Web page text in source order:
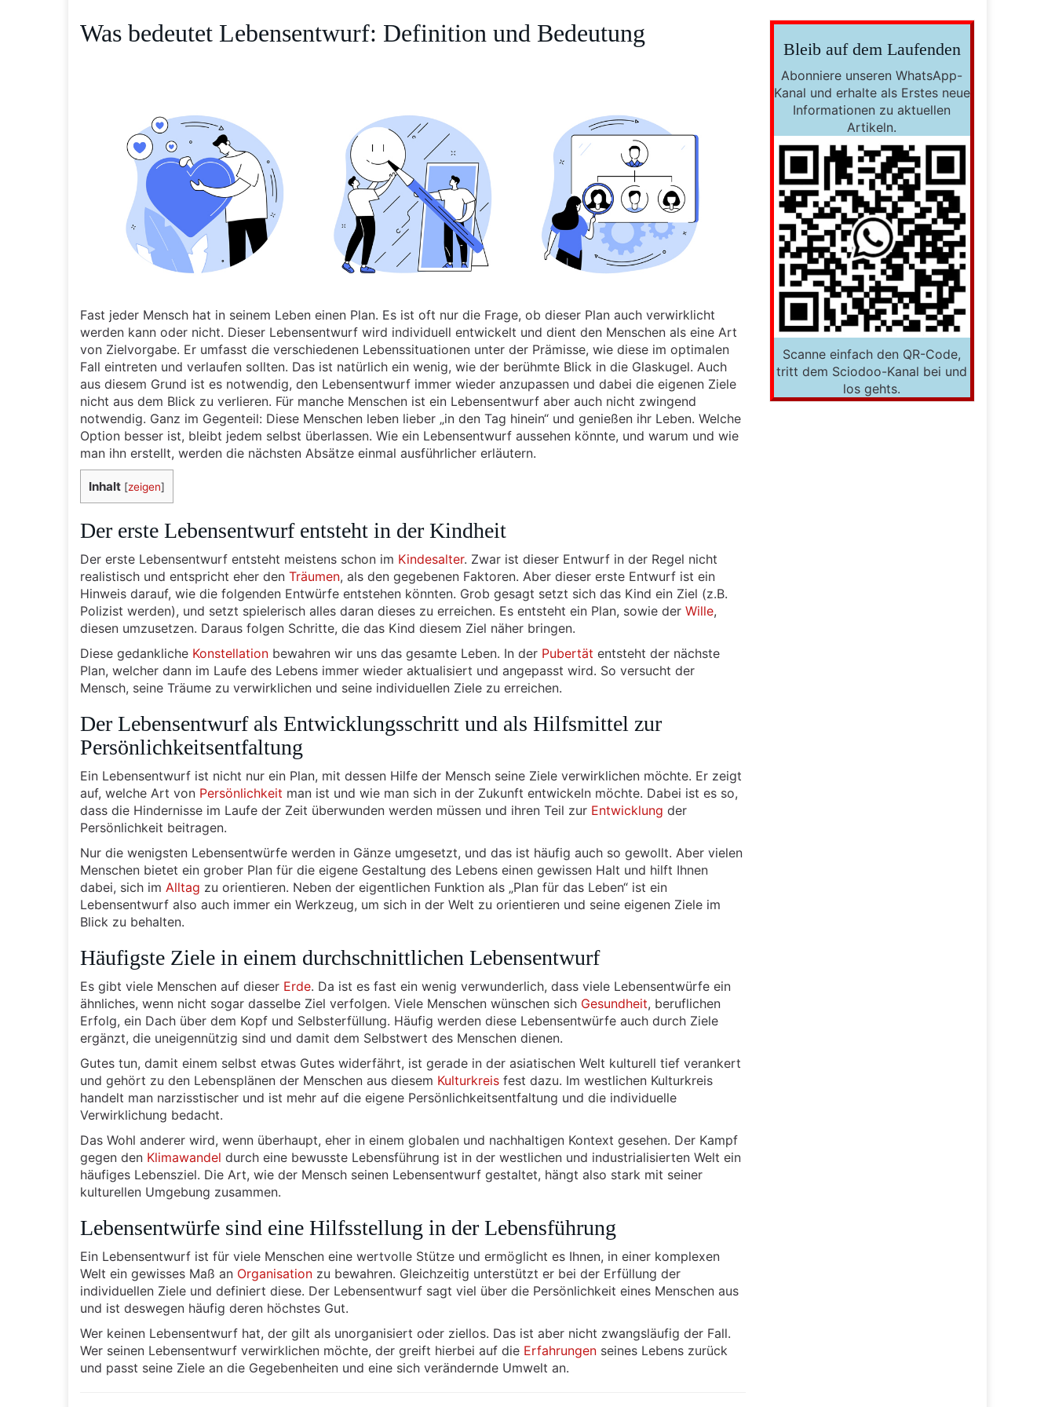
Was bedeutet Lebensentwurf: Definition und Bedeutung
Fast jeder Mensch hat in seinem Leben einen Plan. Es ist oft nur die Frage, ob dieser Plan auch verwirklicht
werden kann oder nicht. Dieser Lebensentwurf wird individuell entwickelt und dient den Menschen als eine Art
von Zielvorgabe. Er umfasst die verschiedenen Lebenssituationen unter der Prämisse, wie diese im optimalen
Fall eintreten und verlaufen sollten. Das ist natürlich ein wenig, wie der berühmte Blick in die Glaskugel. Auch
aus diesem Grund ist es notwendig, den Lebensentwurf immer wieder anzupassen und dabei die eigenen Ziele
nicht aus dem Blick zu verlieren. Für manche Menschen ist ein Lebensentwurf aber auch nicht zwingend
notwendig. Ganz im Gegenteil: Diese Menschen leben lieber „in den Tag hinein“ und genießen ihr Leben. Welche
Option besser ist, bleibt jedem selbst überlassen. Wie ein Lebensentwurf aussehen könnte, und warum und wie
man ihn erstellt, werden die nächsten Absätze einmal ausführlicher erläutern.
Inhalt [zeigen]
Der erste Lebensentwurf entsteht in der Kindheit
Der erste Lebensentwurf entsteht meistens schon im Kindesalter. Zwar ist dieser Entwurf in der Regel nicht
realistisch und entspricht eher den Träumen, als den gegebenen Faktoren. Aber dieser erste Entwurf ist ein
Hinweis darauf, wie die folgenden Entwürfe entstehen könnten. Grob gesagt setzt sich das Kind ein Ziel (z.B.
Polizist werden), und setzt spielerisch alles daran dieses zu erreichen. Es entsteht ein Plan, sowie der Wille,
diesen umzusetzen. Daraus folgen Schritte, die das Kind diesem Ziel näher bringen.
Diese gedankliche Konstellation bewahren wir uns das gesamte Leben. In der Pubertät entsteht der nächste
Plan, welcher dann im Laufe des Lebens immer wieder aktualisiert und angepasst wird. So versucht der
Mensch, seine Träume zu verwirklichen und seine individuellen Ziele zu erreichen.
Der Lebensentwurf als Entwicklungsschritt und als Hilfsmittel zur
Persönlichkeitsentfaltung
Ein Lebensentwurf ist nicht nur ein Plan, mit dessen Hilfe der Mensch seine Ziele verwirklichen möchte. Er zeigt
auf, welche Art von Persönlichkeit man ist und wie man sich in der Zukunft entwickeln möchte. Dabei ist es so,
dass die Hindernisse im Laufe der Zeit überwunden werden müssen und ihren Teil zur Entwicklung der
Persönlichkeit beitragen.
Nur die wenigsten Lebensentwürfe werden in Gänze umgesetzt, und das ist häufig auch so gewollt. Aber vielen
Menschen bietet ein grober Plan für die eigene Gestaltung des Lebens einen gewissen Halt und hilft Ihnen
dabei, sich im Alltag zu orientieren. Neben der eigentlichen Funktion als „Plan für das Leben“ ist ein
Lebensentwurf also auch immer ein Werkzeug, um sich in der Welt zu orientieren und seine eigenen Ziele im
Blick zu behalten.
Häufigste Ziele in einem durchschnittlichen Lebensentwurf
Es gibt viele Menschen auf dieser Erde. Da ist es fast ein wenig verwunderlich, dass viele Lebensentwürfe ein
ähnliches, wenn nicht sogar dasselbe Ziel verfolgen. Viele Menschen wünschen sich Gesundheit, beruflichen
Erfolg, ein Dach über dem Kopf und Selbsterfüllung. Häufig werden diese Lebensentwürfe auch durch Ziele
ergänzt, die uneigennützig sind und damit dem Selbstwert des Menschen dienen.
Gutes tun, damit einem selbst etwas Gutes widerfährt, ist gerade in der asiatischen Welt kulturell tief verankert
und gehört zu den Lebensplänen der Menschen aus diesem Kulturkreis fest dazu. Im westlichen Kulturkreis
handelt man narzisstischer und ist mehr auf die eigene Persönlichkeitsentfaltung und die individuelle
Verwirklichung bedacht.
Das Wohl anderer wird, wenn überhaupt, eher in einem globalen und nachhaltigen Kontext gesehen. Der Kampf
gegen den Klimawandel durch eine bewusste Lebensführung ist in der westlichen und industrialisierten Welt ein
häufiges Lebensziel. Die Art, wie der Mensch seinen Lebensentwurf gestaltet, hängt also stark mit seiner
kulturellen Umgebung zusammen.
Lebensentwürfe sind eine Hilfsstellung in der Lebensführung
Ein Lebensentwurf ist für viele Menschen eine wertvolle Stütze und ermöglicht es Ihnen, in einer komplexen
Welt ein gewisses Maß an Organisation zu bewahren. Gleichzeitig unterstützt er bei der Erfüllung der
individuellen Ziele und definiert diese. Der Lebensentwurf sagt viel über die Persönlichkeit eines Menschen aus
und ist deswegen häufig deren höchstes Gut.
Wer keinen Lebensentwurf hat, der gilt als unorganisiert oder ziellos. Das ist aber nicht zwangsläufig der Fall.
Wer seinen Lebensentwurf verwirklichen möchte, der greift hierbei auf die Erfahrungen seines Lebens zurück
und passt seine Ziele an die Gegebenheiten und eine sich verändernde Umwelt an.
Bleib auf dem Laufenden
Abonniere unseren WhatsApp-
Kanal und erhalte als Erstes neue
Informationen zu aktuellen
Artikeln.
Scanne einfach den QR-Code,
tritt dem Sciodoo-Kanal bei und
los gehts.